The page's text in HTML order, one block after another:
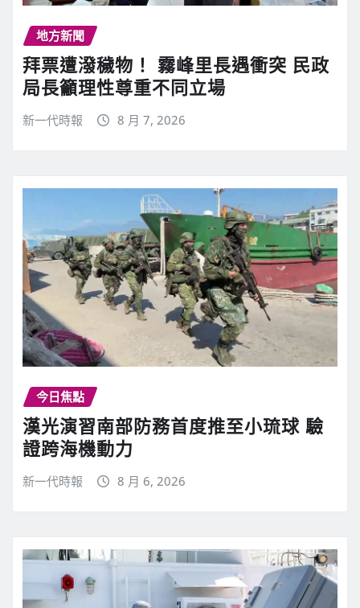
地方新聞
拜票遭潑穢物！ 霧峰里長遇衝突 民政
局長籲理性尊重不同立場
新一代時報 8 月 7, 2026
今日焦點
漢光演習南部防務首度推至小琉球 驗
證跨海機動力
新一代時報 8 月 6, 2026